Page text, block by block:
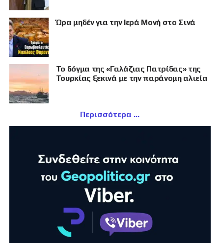
Ώρα μηδέν για την Ιερά Μονή στο Σινά
Το δόγμα της «Γαλάζιας Πατρίδας» της
Τουρκίας ξεκινά με την παράνομη αλιεία
Περισσότερα